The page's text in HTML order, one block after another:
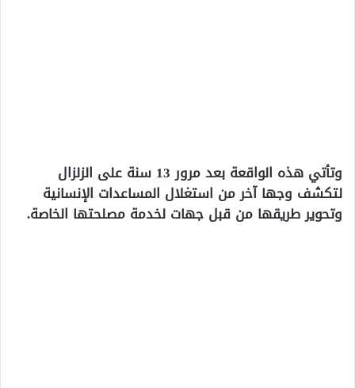
وتأتي هذه الواقعة بعد مرور 13 سنة على الزلزال
لتكشف وجها آخر من استغلال المساعدات الإنسانية
وتحوير طريقها من قبل جهات لخدمة مصلحتها الخاصة.